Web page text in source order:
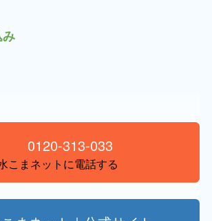
0120-313-033
こまネットに電話する